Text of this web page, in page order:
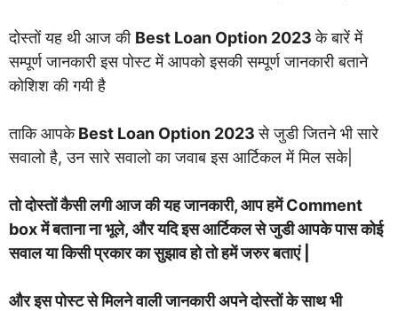
दोस्तों यह थी आज की Best Loan Option 2023के बारें में
सम्पूर्ण जानकारी इस पोस्ट में आपको इसकी सम्पूर्ण जानकारी बताने
कोशिश की गयी है
ताकि आपकेBest Loan Option 2023से जुडी जितने भी सारे
सवालो है, उन सारे सवालो का जवाब इस आर्टिकल में मिल सके|
तो दोस्तों कैसी लगी आज की यह जानकारी, आप हमें Comment
box में बताना ना भूले, और यदि इस आर्टिकल से जुडी आपके पास कोई
सवाल या किसी प्रकार का सुझाव हो तो हमें जरुर बताएं |
और इस पोस्ट से मिलने वाली जानकारी अपने दोस्तों के साथ भी